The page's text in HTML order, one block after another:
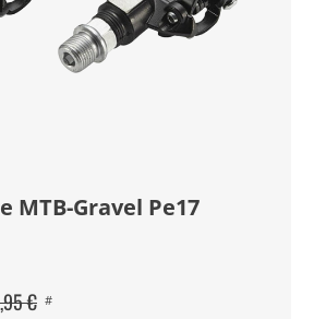
MTB-Gravel Pe17
€ #